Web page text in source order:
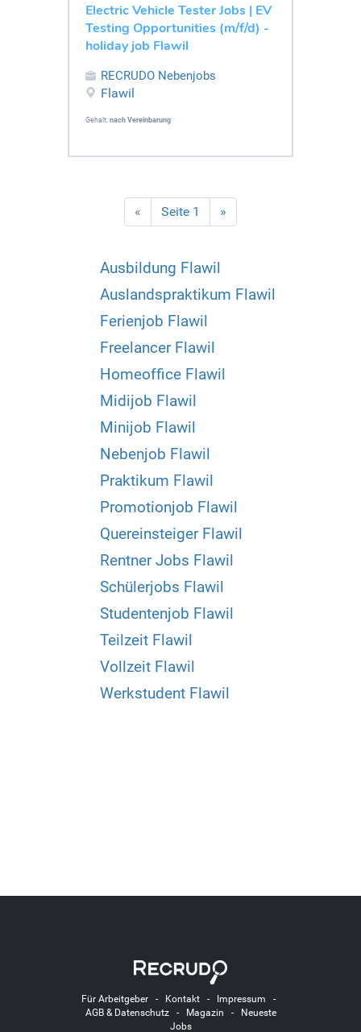
Electric Vehicle Tester Jobs | EV
Testing Opportunities (m/f/d) -
holiday job Flawil
RECRUDO Nebenjobs
Flawil
Gehalt: nach Vereinbarung
« Seite 1 »
Ausbildung Flawil
Auslandspraktikum Flawil
Ferienjob Flawil
Freelancer Flawil
Homeoffice Flawil
Midijob Flawil
Minijob Flawil
Nebenjob Flawil
Praktikum Flawil
Promotionjob Flawil
Quereinsteiger Flawil
Rentner Jobs Flawil
Schülerjobs Flawil
Studentenjob Flawil
Teilzeit Flawil
Vollzeit Flawil
Werkstudent Flawil
Für Arbeitgeber- Kontakt- Impressum -
AGB & Datenschutz- Magazin -
Neueste
Jobs